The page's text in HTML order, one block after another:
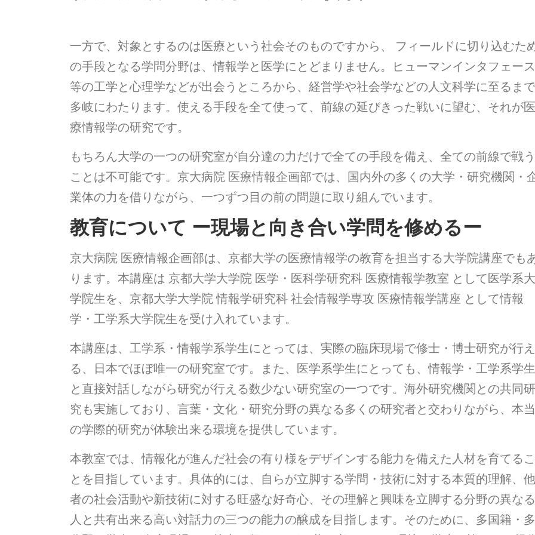
一方で、対象とするのは医療という社会そのものですから、 フィールドに切り込むた
の手段となる学問分野は、情報学と医学にとどまりません。ヒューマンインタフェース
等の工学と心理学などが出会うところから、経営学や社会学などの人文科学に至るまで
多岐にわたります。使える手段を全て使って、前線の延びきった戦いに望む、それが医
療情報学の研究です。
もちろん大学の一つの研究室が自分達の力だけで全ての手段を備え、全ての前線で戦う
ことは不可能です。京大病院 医療情報企画部では、国内外の多くの大学・研究機関・
業体の力を借りながら、一つずつ目の前の問題に取り組んでいます。
教育について ー現場と向き合い学問を修めるー
京大病院 医療情報企画部は、京都大学の医療情報学の教育を担当する大学院講座でも
ります。本講座は 京都大学大学院 医学・医科学研究科 医療情報学教室 として医学系大
学院生を、京都大学大学院 情報学研究科 社会情報学専攻 医療情報学講座 として情報
学・工学系大学院生を受け入れています。
本講座は、工学系・情報学系学生にとっては、実際の臨床現場で修士・博士研究が行え
る、日本でほぼ唯一の研究室です。また、医学系学生にとっても、情報学・工学系学生
と直接対話しながら研究が行える数少ない研究室の一つです。海外研究機関との共同研
究も実施しており、言葉・文化・研究分野の異なる多くの研究者と交わりながら、本当
の学際的研究が体験出来る環境を提供しています。
本教室では、情報化が進んだ社会の有り様をデザインする能力を備えた人材を育てるこ
とを目指しています。具体的には、自らが立脚する学問・技術に対する本質的理解、他
者の社会活動や新技術に対する旺盛な好奇心、その理解と興味を立脚する分野の異なる
人と共有出来る高い対話力の三つの能力の醸成を目指します。そのために、多国籍・多